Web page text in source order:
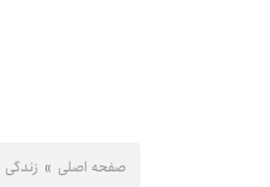
صفحه اصلی زندگی